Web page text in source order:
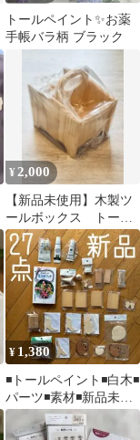
トールペイント✨お薬
手帳バラ柄 ブラック
¥ 2,000
【新品未使用】木製ツ
ールボックス トール
ペイント白木素材
¥ 1,380
◾️トールペイント◾️白木◾️
パーツ◾️素材◾️新品未使
用◾️オマケ付◾️ハンドメ
イド◾️27点